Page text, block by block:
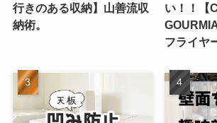
行きのある収納】山善流収
納術。
い！！【
フライヤ